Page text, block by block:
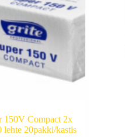
150V Compact 2x
lehte 20pakki/kastis